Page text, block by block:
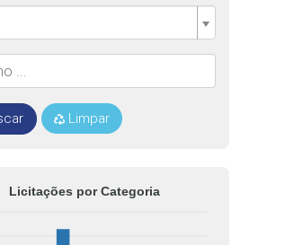
Limpar
Licitações por Categoria